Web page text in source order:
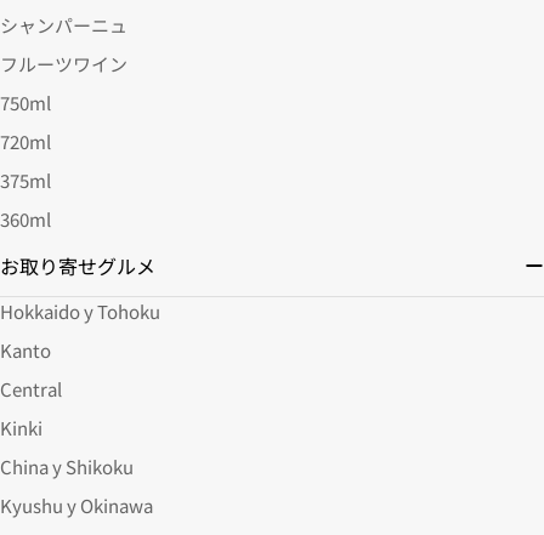
シャンパーニュ
フルーツワイン
750ml
720ml
375ml
360ml
お取り寄せグルメ
Hokkaido y Tohoku
Kanto
Central
Kinki
China y Shikoku
Kyushu y Okinawa